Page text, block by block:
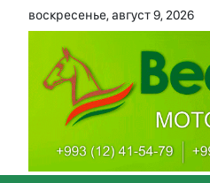
воскресенье, август 9, 2026